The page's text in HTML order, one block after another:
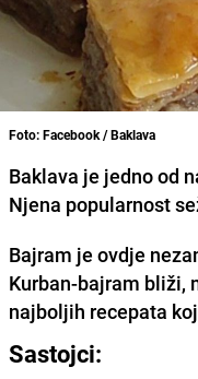
Foto: Facebook / Baklava
Baklava je jedno od
Njena popularnost
Bajram je ovdje
Kurban-bajram bliži,
najboljih recepata
Sastojci: